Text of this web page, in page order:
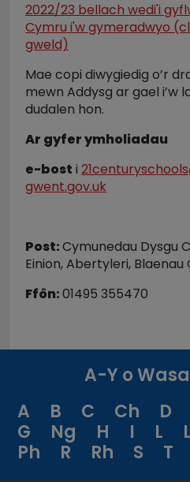
2022/23 bellach wedi'i
Cymru i'w gymeradwyo
gweld)
Mae copi diwygiedig o’r
mewn Addysg ar gael i’w
dudalen hon.
Ar gyfer ymholiadau
e-bost i
gwent.gov.uk
Post:Cymunedau Dysgu
Einion, Abertyleri, Blaenau
Ffôn:01495 355470
A-Y o
A
B C Ch D
G
Ng H I L
Ph
R Rh S T